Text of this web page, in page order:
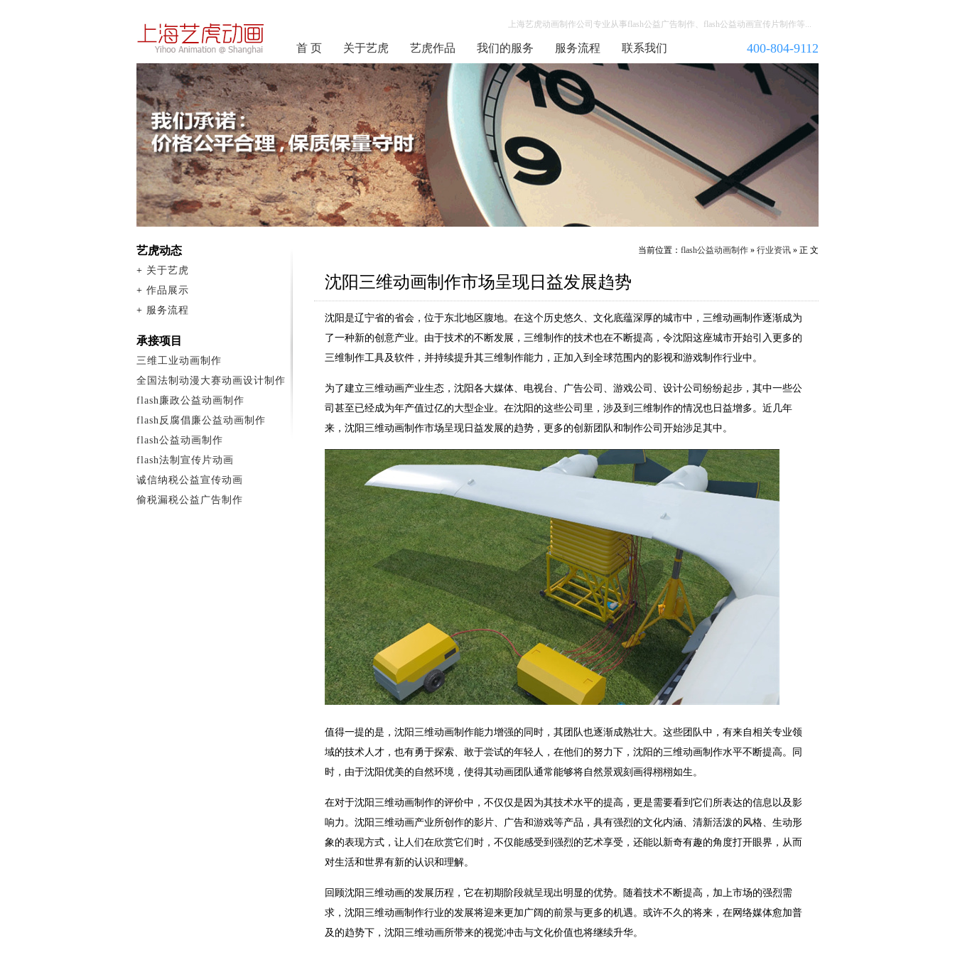
上海艺虎动画制作公司专业从事flash公益广告制作、flash公益动画宣传片制作等...
首 页 关于艺虎 艺虎作品 我们的服务 服务流程 联系我们 400-804-9112
当前位置： flash公益动画制作 » 行业资讯 » 正 文
沈阳三维动画制作市场呈现日益发展趋势
沈阳是辽宁省的省会，位于东北地区腹地。在这个历史悠久、文化底蕴深厚的城市中，三维动画制作逐渐成为
了一种新的创意产业。由于技术的不断发展，三维制作的技术也在不断提高，令沈阳这座城市开始引入更多的
三维制作工具及软件，并持续提升其三维制作能力，正加入到全球范围内的影视和游戏制作行业中。
为了建立三维动画产业生态，沈阳各大媒体、电视台、广告公司、游戏公司、设计公司纷纷起步，其中一些公
司甚至已经成为年产值过亿的大型企业。在沈阳的这些公司里，涉及到三维制作的情况也日益增多。近几年
来，沈阳三维动画制作市场呈现日益发展的趋势，更多的创新团队和制作公司开始涉足其中。
值得一提的是，沈阳三维动画制作能力增强的同时，其团队也逐渐成熟壮大。这些团队中，有来自相关专业领
域的技术人才，也有勇于探索、敢于尝试的年轻人，在他们的努力下，沈阳的三维动画制作水平不断提高。同
时，由于沈阳优美的自然环境，使得其动画团队通常能够将自然景观刻画得栩栩如生。
在对于沈阳三维动画制作的评价中，不仅仅是因为其技术水平的提高，更是需要看到它们所表达的信息以及影
响力。沈阳三维动画产业所创作的影片、广告和游戏等产品，具有强烈的文化内涵、清新活泼的风格、生动形
象的表现方式，让人们在欣赏它们时，不仅能感受到强烈的艺术享受，还能以新奇有趣的角度打开眼界，从而
对生活和世界有新的认识和理解。
回顾沈阳三维动画的发展历程，它在初期阶段就呈现出明显的优势。随着技术不断提高，加上市场的强烈需
求，沈阳三维动画制作行业的发展将迎来更加广阔的前景与更多的机遇。或许不久的将来，在网络媒体愈加普
及的趋势下，沈阳三维动画所带来的视觉冲击与文化价值也将继续升华。
艺虎动态
+ 关于艺虎
+ 作品展示
+ 服务流程
承接项目
三维工业动画制作
全国法制动漫大赛动画设计制作
flash廉政公益动画制作
flash反腐倡廉公益动画制作
flash公益动画制作
flash法制宣传片动画
诚信纳税公益宣传动画
偷税漏税公益广告制作